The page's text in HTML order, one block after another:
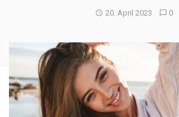
20. April 2023 0